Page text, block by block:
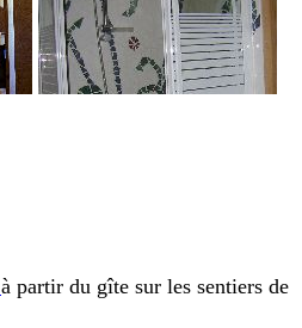
à partir du gîte sur les sentiers de